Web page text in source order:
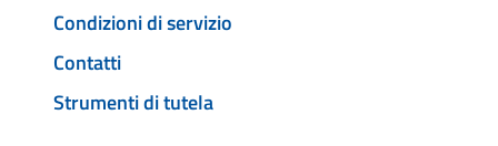
Condizioni di servizio
Contatti
Strumenti di tutela